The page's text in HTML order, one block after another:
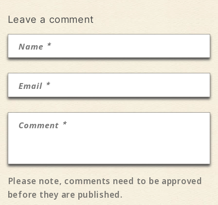
Leave a comment
Name *
Email *
Comment *
Please note, comments need to be approved
before they are published.